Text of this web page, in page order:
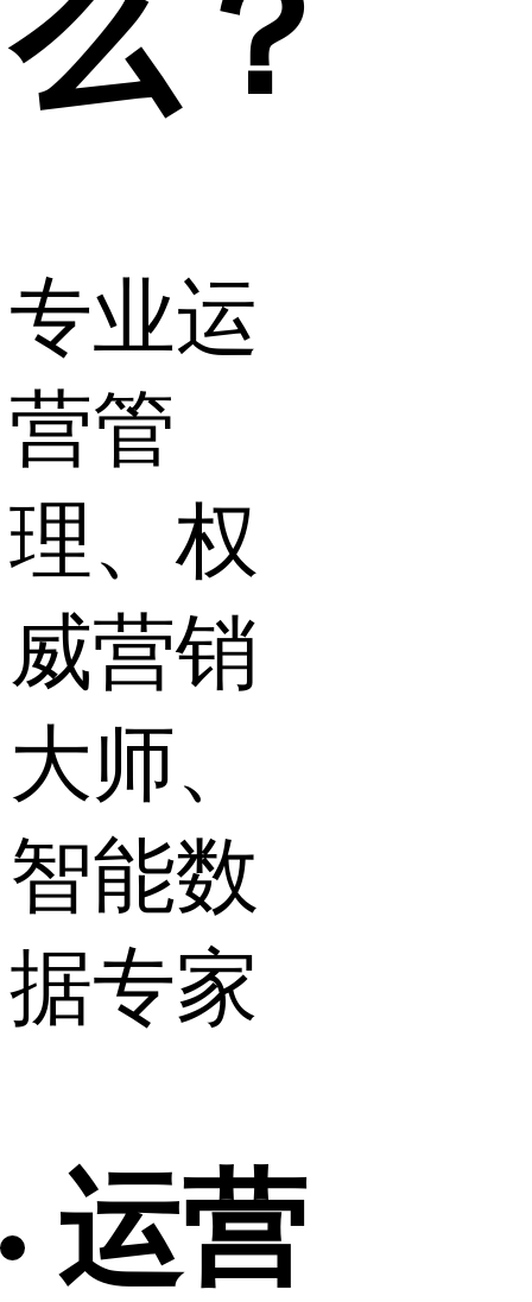
么？
专业运
营管
理、权
威营销
大师、
智能数
据专家
运营